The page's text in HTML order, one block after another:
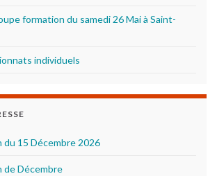
formation du samedi 26 Mai à Saint-
individuels
du 15 Décembre 2026
de Décembre